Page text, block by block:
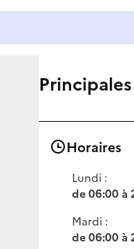
Horaires
Lundi :
de 06:00 à
Mardi :
de 06:00 à